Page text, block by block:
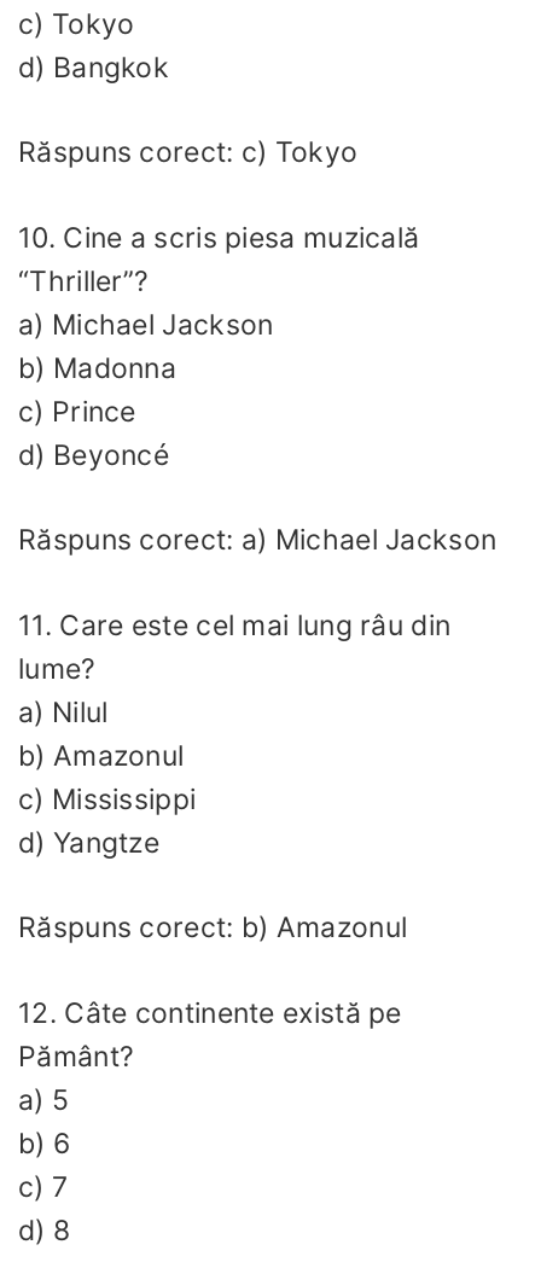
c) Tokyo
d) Bangkok
Răspuns corect: c) Tokyo
10. Cine a scris piesa muzicală
“Thriller”?
a) Michael Jackson
b) Madonna
c) Prince
d) Beyoncé
Răspuns corect: a) Michael Jackson
11. Care este cel mai lung râu din
lume?
a) Nilul
b) Amazonul
c) Mississippi
d) Yangtze
Răspuns corect: b) Amazonul
12. Câte continente există pe
Pământ?
a) 5
b) 6
c) 7
d) 8